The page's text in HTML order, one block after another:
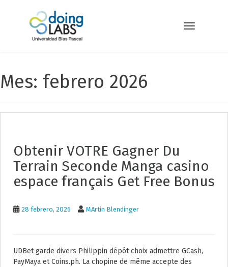
a
Toggle
Mes: febrero 2026
Obtenir VOTRE Gagner Du
Terrain Seconde Manga casino
espace français Get Free Bonus
28 febrero, 2026 MArtin Blendinger
UDBet garde divers Philippin dépôt choix admettre GCash,
PayMaya et Coins.ph. La chopine de même accepte des